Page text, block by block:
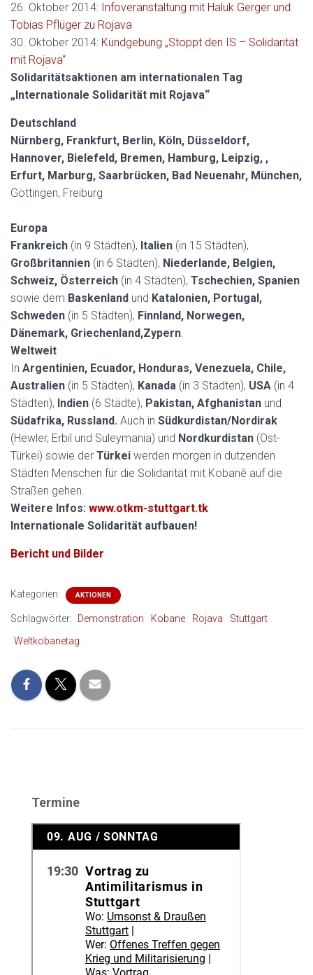
26. Oktober 2014: Infoveranstaltung mit Haluk Gerger und
Tobias Pflüger zu Rojava
30. Oktober 2014: Kundgebung „Stoppt den IS – Solidarität
mit Rojava“
Solidaritätsaktionen am internationalen Tag
„Internationale Solidarität mit Rojava“
Deutschland
Nürnberg, Frankfurt, Berlin, Köln, Düsseldorf,
Hannover, Bielefeld, Bremen, Hamburg, Leipzig, ,
Erfurt, Marburg, Saarbrücken, Bad Neuenahr, München,
Göttingen, Freiburg
Europa
Frankreich (in 9 Städten), Italien (in 15 Städten),
Großbritannien (in 6 Städten), Niederlande, Belgien,
Schweiz, Österreich (in 4 Städten), Tschechien, Spanien
sowie dem Baskenland und Katalonien, Portugal,
Schweden (in 5 Städten), Finnland, Norwegen,
Dänemark, Griechenland,Zypern.
Weltweit
In Argentinien, Ecuador, Honduras, Venezuela, Chile,
Australien (in 5 Städten), Kanada (in 3 Städten), USA (in 4
Städten), Indien (6 Städte), Pakistan, Afghanistan und
Südafrika, Russland. Auch in Südkurdistan/Nordirak
(Hewler, Erbil und Suleymania) und Nordkurdistan (Ost-
Türkei) sowie der Türkei werden morgen in dutzenden
Städten Menschen für die Solidarität mit Kobanê auf die
Straßen gehen.
Weitere Infos: www.otkm-stuttgart.tk
Internationale Solidarität aufbauen!
Bericht und Bilder
Kategorien: AKTIONEN
Schlagwörter: Demonstration Kobane Rojava
Stuttgart
Weltkobanetag
Termine